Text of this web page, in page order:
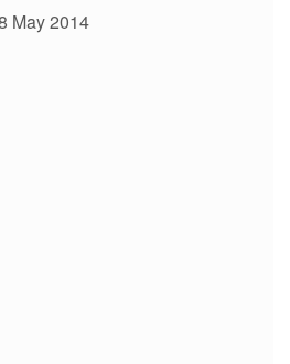
May 2014